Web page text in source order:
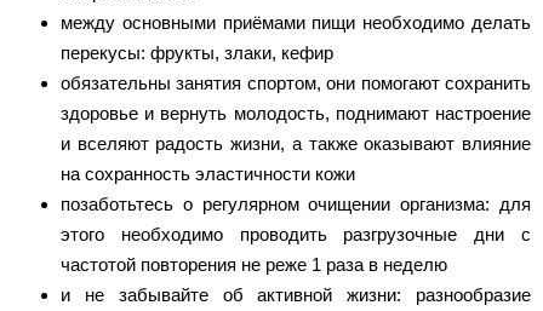
между основными приёмами пищи необходимо делать
перекусы: фрукты, злаки, кефир
обязательны занятия спортом, они помогают сохранить
здоровье и вернуть молодость, поднимают настроение
и вселяют радость жизни, а также оказывают влияние
на сохранность эластичности кожи
позаботьтесь о регулярном очищении организма: для
этого необходимо проводить разгрузочные дни с
частотой повторения не реже 1 раза в неделю
и не забывайте об активной жизни: разнообразие